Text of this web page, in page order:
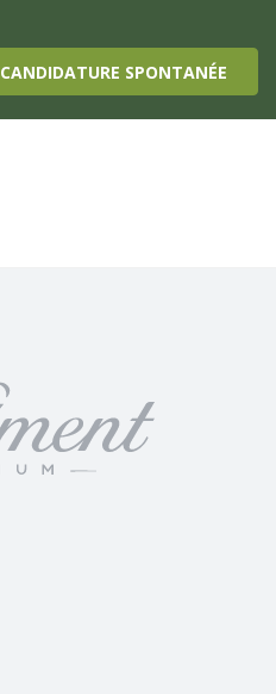
CANDIDATURE SPONTANÉE